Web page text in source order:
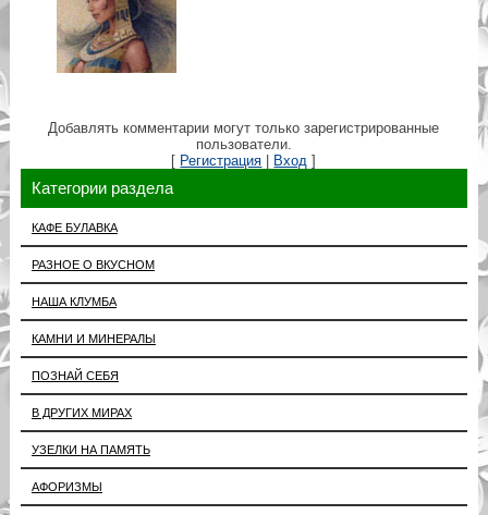
Добавлять комментарии могут только зарегистрированные
пользователи.
[ Регистрация | Вход ]
Категории раздела
КАФЕ БУЛАВКА
РАЗНОЕ О ВКУСНОМ
НАША КЛУМБА
КАМНИ И МИНЕРАЛЫ
ПОЗНАЙ СЕБЯ
В ДРУГИХ МИРАХ
УЗЕЛКИ НА ПАМЯТЬ
АФОРИЗМЫ